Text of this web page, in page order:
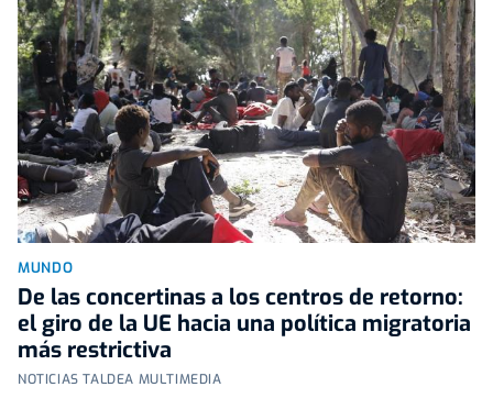
MUNDO
De las concertinas a los centros de retorno:
el giro de la UE hacia una política migratoria
más restrictiva
NOTICIAS TALDEA MULTIMEDIA